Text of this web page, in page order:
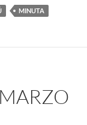
MINUTA